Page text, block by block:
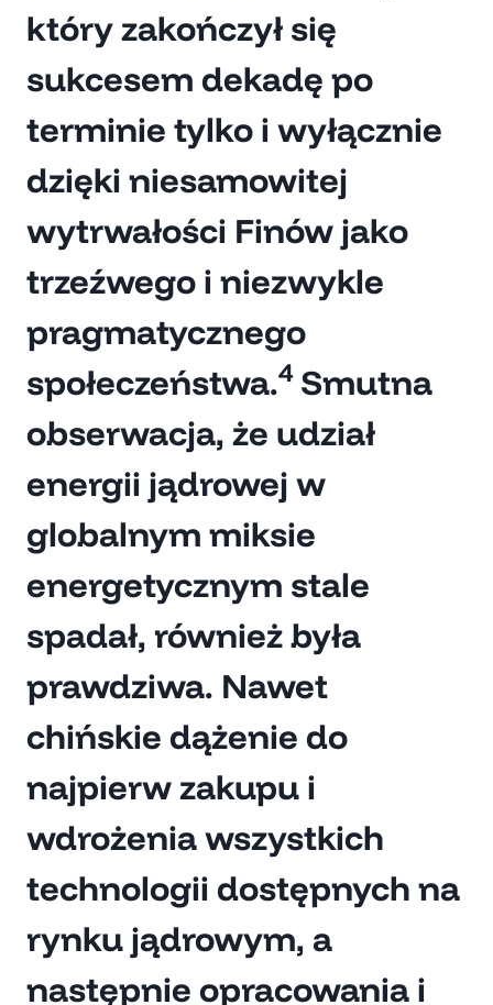
który zakończył się
sukcesem dekadę po
terminie tylko i wyłącznie
dzięki niesamowitej
wytrwałości Finów jako
trzeźwego i niezwykle
pragmatycznego
społeczeństwa.4Smutna
obserwacja, że udział
energii jądrowej w
globalnym miksie
energetycznym stale
spadał, również była
prawdziwa. Nawet
chińskie dążenie do
najpierw zakupu i
wdrożenia wszystkich
technologii dostępnych na
rynku jądrowym, a
następnie opracowania i